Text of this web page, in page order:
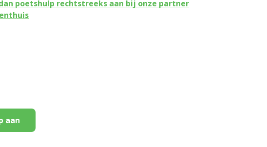
poetshulp rechtstreeks aan bij onze partner
aan